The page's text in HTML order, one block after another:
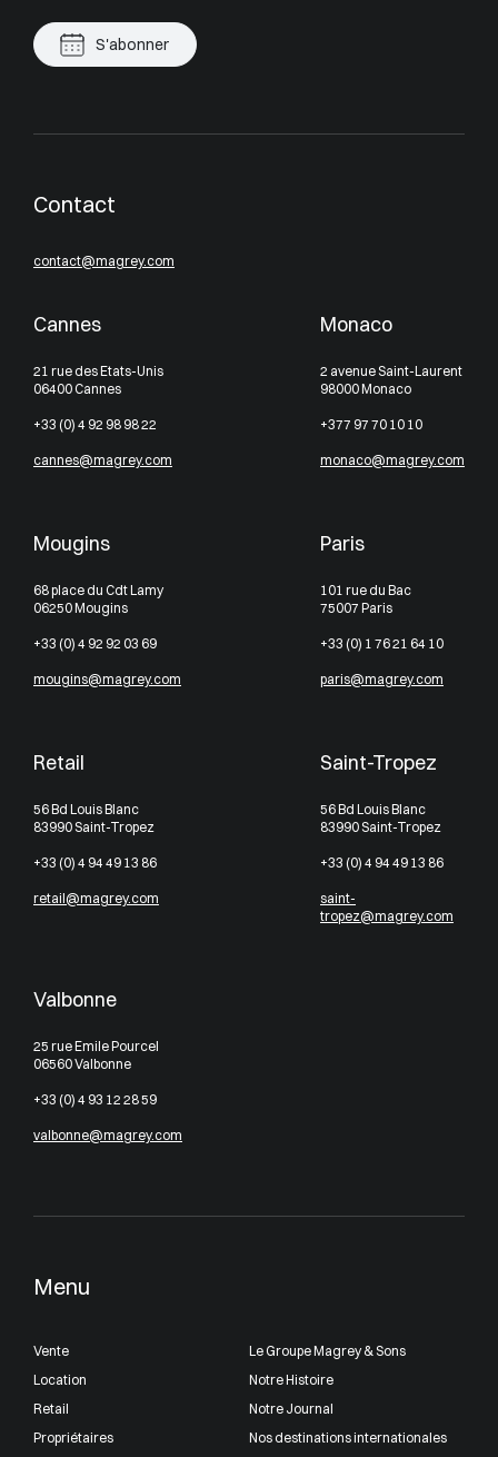
S'abonner
Menu
Vente
Location
Retail
Propriétaires
Le Groupe Magrey & Sons
Notre Histoire
Notre Journal
Nos destinations internationales
Contact
contact@magrey.com
Cannes
21 rue des Etats-Unis
06400 Cannes
+33 (0) 4 92 98 98 22
cannes@magrey.com
Monaco
2 avenue Saint-Laurent
98000 Monaco
+377 97 70 10 10
monaco@magrey.com
Mougins
68 place du Cdt Lamy
06250 Mougins
+33 (0) 4 92 92 03 69
mougins@magrey.com
Paris
101 rue du Bac
75007 Paris
+33 (0) 1 76 21 64 10
paris@magrey.com
Retail
56 Bd Louis Blanc
83990 Saint-Tropez
+33 (0) 4 94 49 13 86
retail@magrey.com
Saint-Tropez
56 Bd Louis Blanc
83990 Saint-Tropez
+33 (0) 4 94 49 13 86
saint-
tropez@magrey.com
Valbonne
25 rue Emile Pourcel
06560 Valbonne
+33 (0) 4 93 12 28 59
valbonne@magrey.com